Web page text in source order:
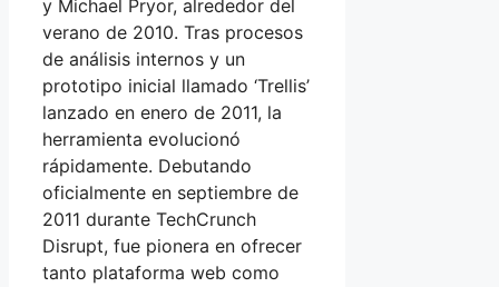
y Michael Pryor, alrededor del
verano de 2010. Tras procesos
de análisis internos y un
prototipo inicial llamado ‘Trellis’
lanzado en enero de 2011, la
herramienta evolucionó
rápidamente. Debutando
oficialmente en septiembre de
2011 durante TechCrunch
Disrupt, fue pionera en ofrecer
tanto plataforma web como